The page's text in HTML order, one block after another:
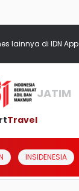
lainnya di IDN App
JATIM
Travel
INSIDENESIA